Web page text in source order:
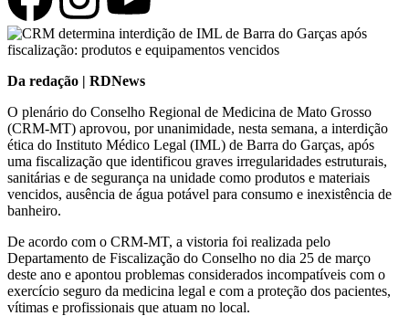
Da redação | RDNews
O plenário do Conselho Regional de Medicina de Mato Grosso
(CRM-MT) aprovou, por unanimidade, nesta semana, a interdição
ética do Instituto Médico Legal (IML) de Barra do Garças, após
uma fiscalização que identificou graves irregularidades estruturais,
sanitárias e de segurança na unidade como produtos e materiais
vencidos, ausência de água potável para consumo e inexistência de
banheiro.
De acordo com o CRM-MT, a vistoria foi realizada pelo
Departamento de Fiscalização do Conselho no dia 25 de março
deste ano e apontou problemas considerados incompatíveis com o
exercício seguro da medicina legal e com a proteção dos pacientes,
vítimas e profissionais que atuam no local.